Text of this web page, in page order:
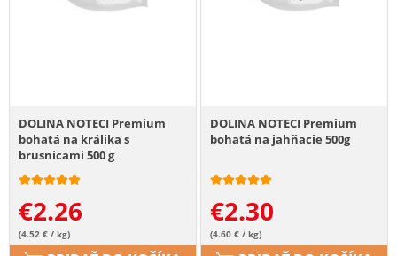
DOLINA NOTECI Premium
bohatá na králika s
brusnicami 500 g
€2.26
(4.52 € / kg)
DOLINA NOTECI Premium
bohatá na jahňacie 500g
€2.30
(4.60 € / kg)